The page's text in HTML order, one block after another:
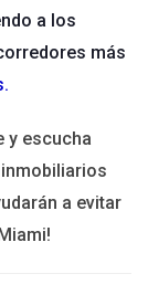
pueden ser
al mar en
a los
más
.
y escucha
a evitar